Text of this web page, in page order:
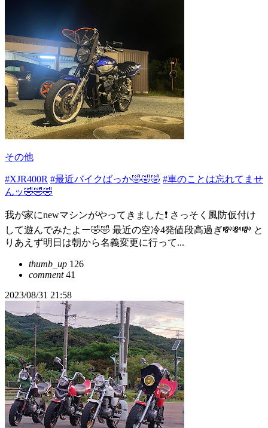
その他
#XJR400R #最近バイクばっか🤣🤣🤣 #車のことは忘れてませ
んッ🤣🤣🤣
我が家にnewマシンがやってきました❗️ さっそく風防仮付け
して遊んでみたよー🤣🤣 最近の空冷4発値段高過ぎ💸💸💸 と
りあえず明日は朝から名義変更に行って...
thumb_up 126
comment41
2023/08/31 21:58